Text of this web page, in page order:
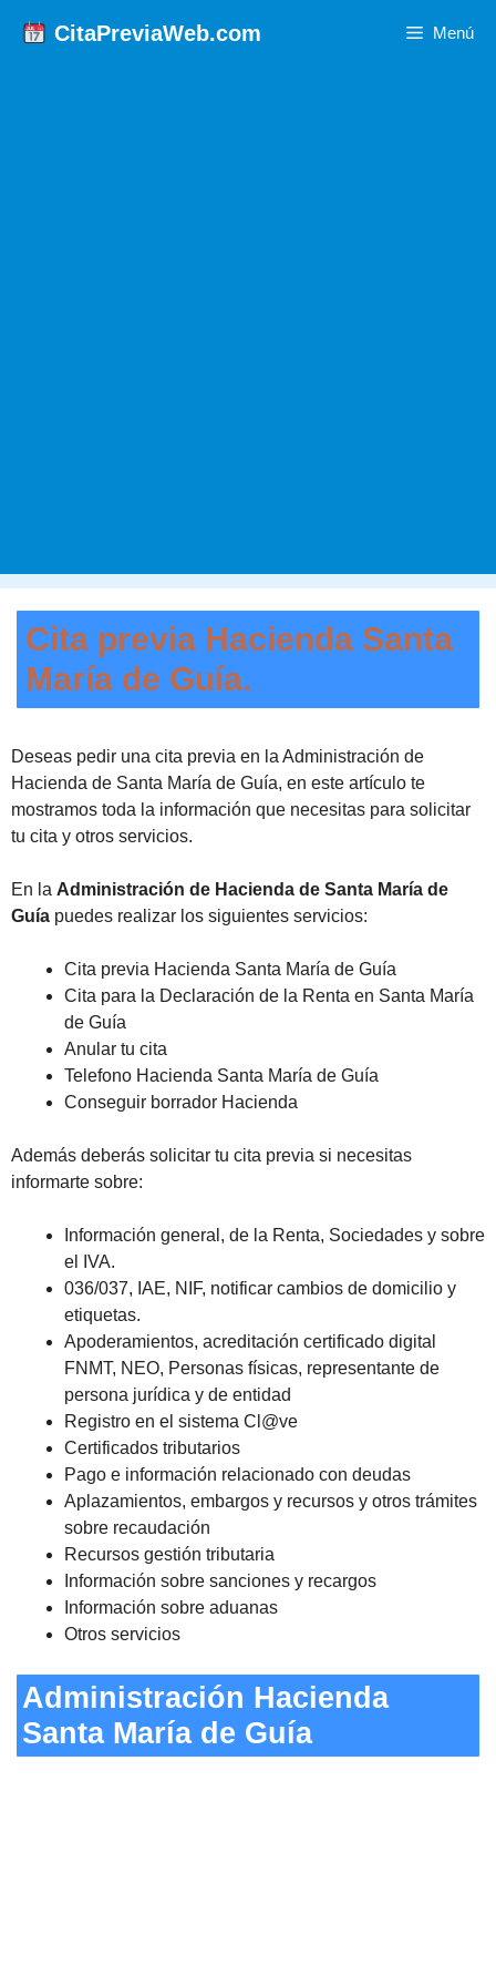
CitaPreviaWeb.com Menú
Cita previa Hacienda Santa
María de Guía.
Deseas pedir una cita previa en la Administración de
Hacienda de Santa María de Guía, en este artículo te
mostramos toda la información que necesitas para solicitar
tu cita y otros servicios.
En la Administración de Hacienda de Santa María de
Guía puedes realizar los siguientes servicios:
Cita previa Hacienda Santa María de Guía
Cita para la Declaración de la Renta en Santa María
de Guía
Anular tu cita
Telefono Hacienda Santa María de Guía
Conseguir borrador Hacienda
Además deberás solicitar tu cita previa si necesitas
informarte sobre:
Información general, de la Renta, Sociedades y sobre
el IVA.
036/037, IAE, NIF, notificar cambios de domicilio y
etiquetas.
Apoderamientos, acreditación certificado digital
FNMT, NEO, Personas físicas, representante de
persona jurídica y de entidad
Registro en el sistema Cl@ve
Certificados tributarios
Pago e información relacionado con deudas
Aplazamientos, embargos y recursos y otros trámites
sobre recaudación
Recursos gestión tributaria
Información sobre sanciones y recargos
Información sobre aduanas
Otros servicios
Administración Hacienda
Santa María de Guía